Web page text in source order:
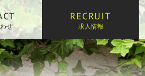
せ
RECRUIT
求人情報